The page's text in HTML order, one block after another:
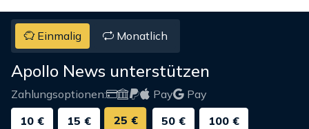
Einmalig Monatlich
Apollo News unterstützen
Zahlungsoptionen: Pay
Pay
10 €
15 € 25 € 50 € 100 €